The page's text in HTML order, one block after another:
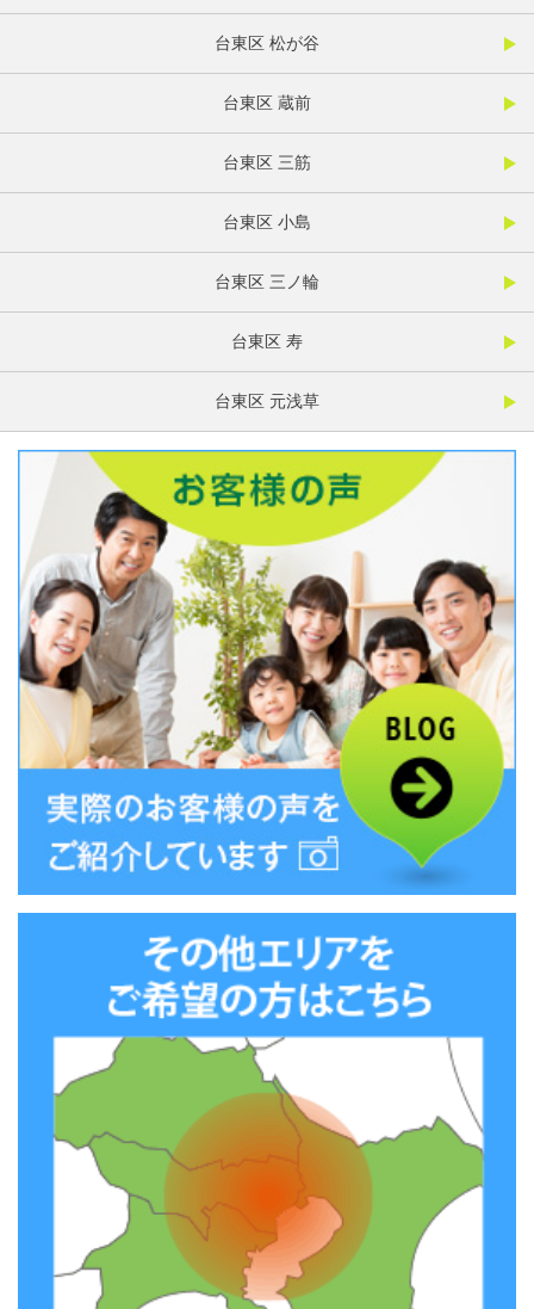
台東区 松が谷
台東区 蔵前
台東区 三筋
台東区 小島
台東区 三ノ輪
台東区 寿
台東区 元浅草